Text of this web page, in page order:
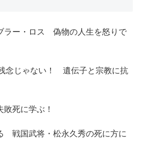
ラー・ロス 偽物の人生を怒りで
念じゃない！ 遺伝子と宗教に抗
死に学ぶ！
戦国武将・松永久秀の死に方に